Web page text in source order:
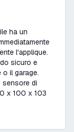
ha un
l'applique.
sicuro e
il garage.
sensore di
x 100 x 103